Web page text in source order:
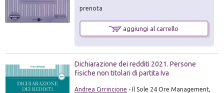
prenota
aggiungi al carrello
Dichiarazione dei redditi 2021. Persone
fisiche non titolari di partita Iva
Andrea Cirrincione - Il Sole 24 Ore Management,